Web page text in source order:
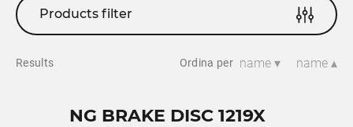
Products filter
Results Ordina per name ▾ name ▴
NG BRAKE DISC 1219X